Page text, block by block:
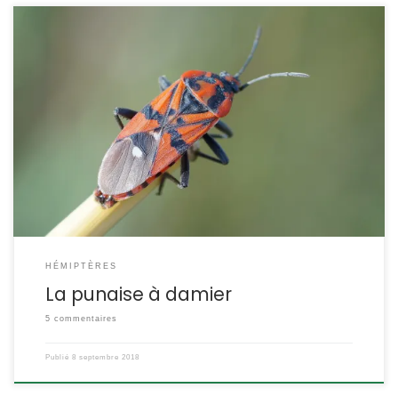
C’est une punaise rouge et noire qui ressemble assez à la
punaise écuyère Lygaeus equestris. Cette espèce
méditerranéenne est très éclectique quant à son alimentation
phytophage, mais c’est sur le dompte-venin (Vincetoxicum
hirundinaria) qu’elle prélève les substances qui la rendent
toxique. Spilostethus pandurus Scopoli,1763 La viole rouge
POSITION SYSTÉMATIQUE : Insecte Hémiptère Hétéroptère […]
HÉMIPTÈRES
La punaise à damier
5 commentaires
Publié 8 septembre 2018